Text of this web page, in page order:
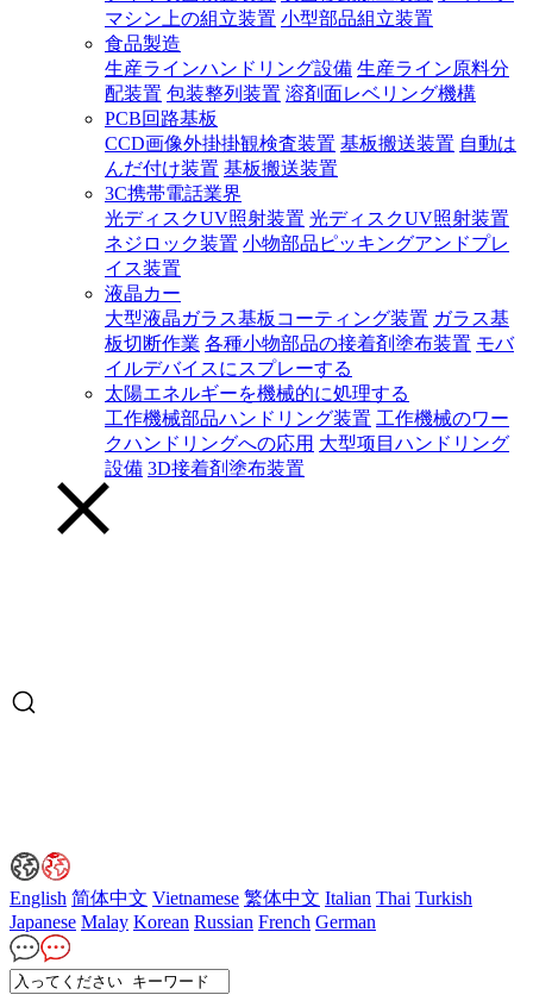
マシン上の組立装置 小型部品組立装置
食品製造
生産ラインハンドリング設備 生産ライン原料分
配装置 包装整列装置 溶剤面レベリング機構
PCB回路基板
CCD画像外掛掛観検査装置 基板搬送装置 自動は
んだ付け装置 基板搬送装置
3C携帯電話業界
光ディスクUV照射装置 光ディスクUV照射装置
ネジロック装置 小物部品ピッキングアンドプレ
イス装置
液晶カー
大型液晶ガラス基板コーティング装置 ガラス基
板切断作業 各種小物部品の接着剤塗布装置 モバ
イルデバイスにスプレーする
太陽エネルギーを機械的に処理する
工作機械部品ハンドリング装置 工作機械のワー
クハンドリングへの応用 大型项目ハンドリング
設備 3D接着剤塗布装置
English 简体中文 Vietnamese 繁体中文 Italian Thai Turkish
Japanese Malay Korean Russian French German